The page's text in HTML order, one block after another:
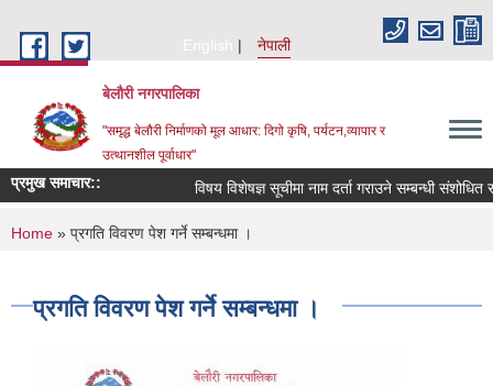
English
नेपाली
बेलौरी नगरपालिका
"समृद्ध बेलौरी निर्माणको मूल आधार: दिगो कृषि, पर्यटन,व्यापार र
उत्थानशील पूर्वाधार"
प्रमुख समाचार:: विषय विशेषज्ञ सूचीमा नाम दर्ता गराउने सम्बन्धी संशोधित सूचना
You are here
Home » प्रगति विवरण पेश गर्ने सम्बन्धमा ।
प्रगति विवरण पेश गर्ने सम्बन्धमा ।